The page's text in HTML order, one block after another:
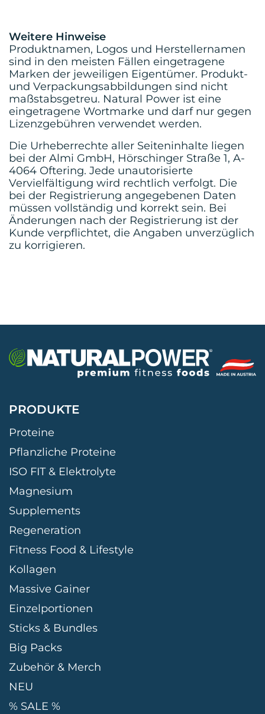
Weitere Hinweise
Produktnamen, Logos und Herstellernamen
sind in den meisten Fällen eingetragene
Marken der jeweiligen Eigentümer. Produkt-
und Verpackungsabbildungen sind nicht
maßstabsgetreu. Natural Power ist eine
eingetragene Wortmarke und darf nur gegen
Lizenzgebühren verwendet werden.
Die Urheberrechte aller Seiteninhalte liegen
bei der Almi GmbH, Hörschinger Straße 1, A-
4064 Oftering. Jede unautorisierte
Vervielfältigung wird rechtlich verfolgt. Die
bei der Registrierung angegebenen Daten
müssen vollständig und korrekt sein. Bei
Änderungen nach der Registrierung ist der
Kunde verpflichtet, die Angaben unverzüglich
zu korrigieren.
PRODUKTE
Proteine
Pflanzliche Proteine
ISO FIT & Elektrolyte
Magnesium
Supplements
Regeneration
Fitness Food & Lifestyle
Kollagen
Massive Gainer
Einzelportionen
Sticks & Bundles
Big Packs
Zubehör & Merch
NEU
% SALE %